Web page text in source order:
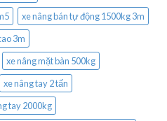
xe nâng bán tự động 1500kg 3m
3m
xe nâng mặt bàn 500kg
xe nâng tay 2 tấn
tay 2000kg